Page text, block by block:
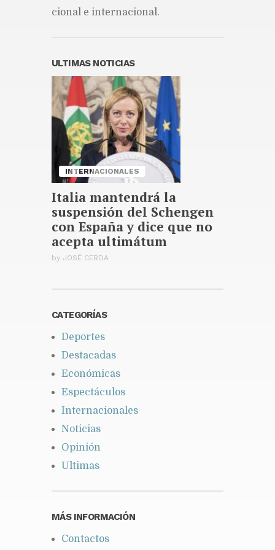
Domingo 2026
Publicado hace 1 hora
Publicado hace 2 horas
Atletismo encabeza el aporte
del oro para Dominicana en
los Centroamericanos y del
Caribe
Publicado hace 2 horas
cio­nal e in­ter­na­cio­nal.
ULTIMAS NOTICIAS
INTERNACIONALES
Italia mantendrá la
suspensión del Schengen
con España y dice que no
acepta ultimátum
by JOSÉ CERDA
CATEGORÍAS
Deportes
Destacadas
Económicas
Espectáculos
Internacionales
Noticias
Opinión
Ultimas
MÁS INFORMACIÓN
Contactos